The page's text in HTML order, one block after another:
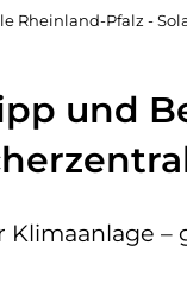
Rheinland-Pfalz -
und
Klimaanlage –